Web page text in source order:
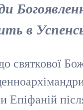
в
Епіфаній